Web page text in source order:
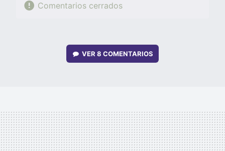
Comentarios cerrados
VER 8 COMENTARIOS